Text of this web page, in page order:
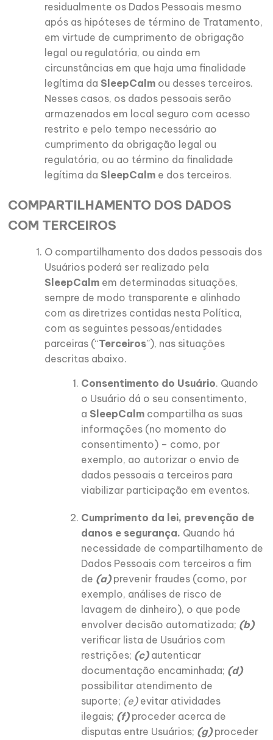
residualmente os Dados Pessoais mesmo
após as hipóteses de término de Tratamento,
em virtude de cumprimento de obrigação
legal ou regulatória, ou ainda em
circunstâncias em que haja uma finalidade
legítima da SleepCalm ou desses terceiros.
Nesses casos, os dados pessoais serão
armazenados em local seguro com acesso
restrito e pelo tempo necessário ao
cumprimento da obrigação legal ou
regulatória, ou ao término da finalidade
legítima da SleepCalm e dos terceiros.
COMPARTILHAMENTO DOS DADOS
COM TERCEIROS
O compartilhamento dos dados pessoais dos
Usuários poderá ser realizado pela
SleepCalm em determinadas situações,
sempre de modo transparente e alinhado
com as diretrizes contidas nesta Política,
com as seguintes pessoas/entidades
parceiras (“Terceiros”), nas situações
descritas abaixo.
Consentimento do Usuário. Quando
o Usuário dá o seu consentimento,
a SleepCalm compartilha as suas
informações (no momento do
consentimento) – como, por
exemplo, ao autorizar o envio de
dados pessoais a terceiros para
viabilizar participação em eventos.
Cumprimento da lei, prevenção de
danos e segurança. Quando há
necessidade de compartilhamento de
Dados Pessoais com terceiros a fim
de (a)prevenir fraudes (como, por
exemplo, análises de risco de
lavagem de dinheiro), o que pode
envolver decisão automatizada; (b)
verificar lista de Usuários com
restrições; (c)autenticar
documentação encaminhada; (d)
possibilitar atendimento de
suporte; (e)evitar atividades
ilegais; (f)proceder acerca de
disputas entre Usuários; (g)proceder